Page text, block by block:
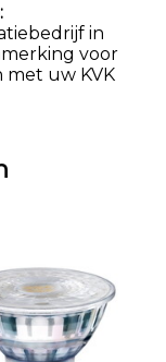
in
voor
met uw KVK